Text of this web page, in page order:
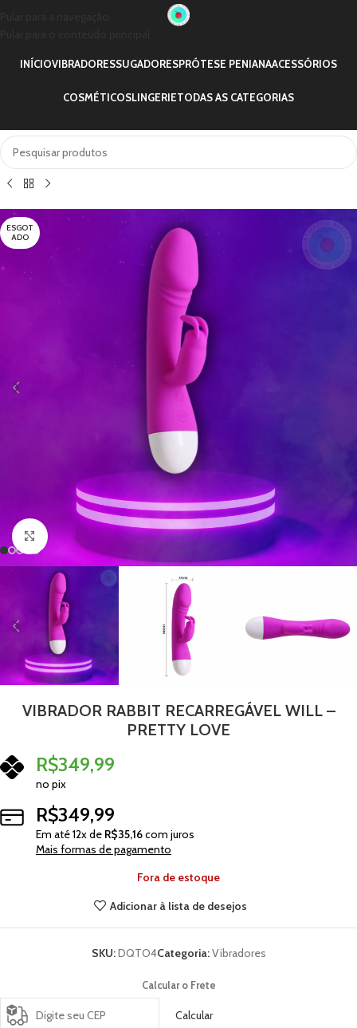
INÍCIOVIBRADORESSUGADORESPRÓTESE PENIANAACESSÓRIOS
COSMÉTICOSLINGERIETODAS AS CATEGORIAS
ESGOT
ADO
Clique para ampliar
VIBRADOR RABBIT RECARREGÁVEL WILL –
PRETTY LOVE
R$349,99
no pix
R$349,99
Em até12x de R$35,16com juros
Mais formas de pagamento
Fora de estoque
Adicionar à lista de desejos
SKU:DQTO4Categoria:Vibradores
Calcular o Frete
Calcular